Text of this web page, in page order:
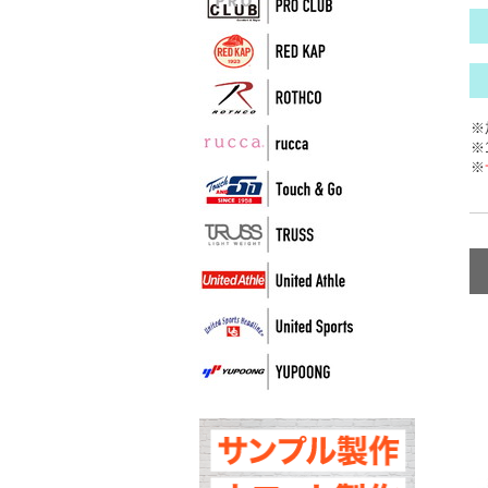
※
※